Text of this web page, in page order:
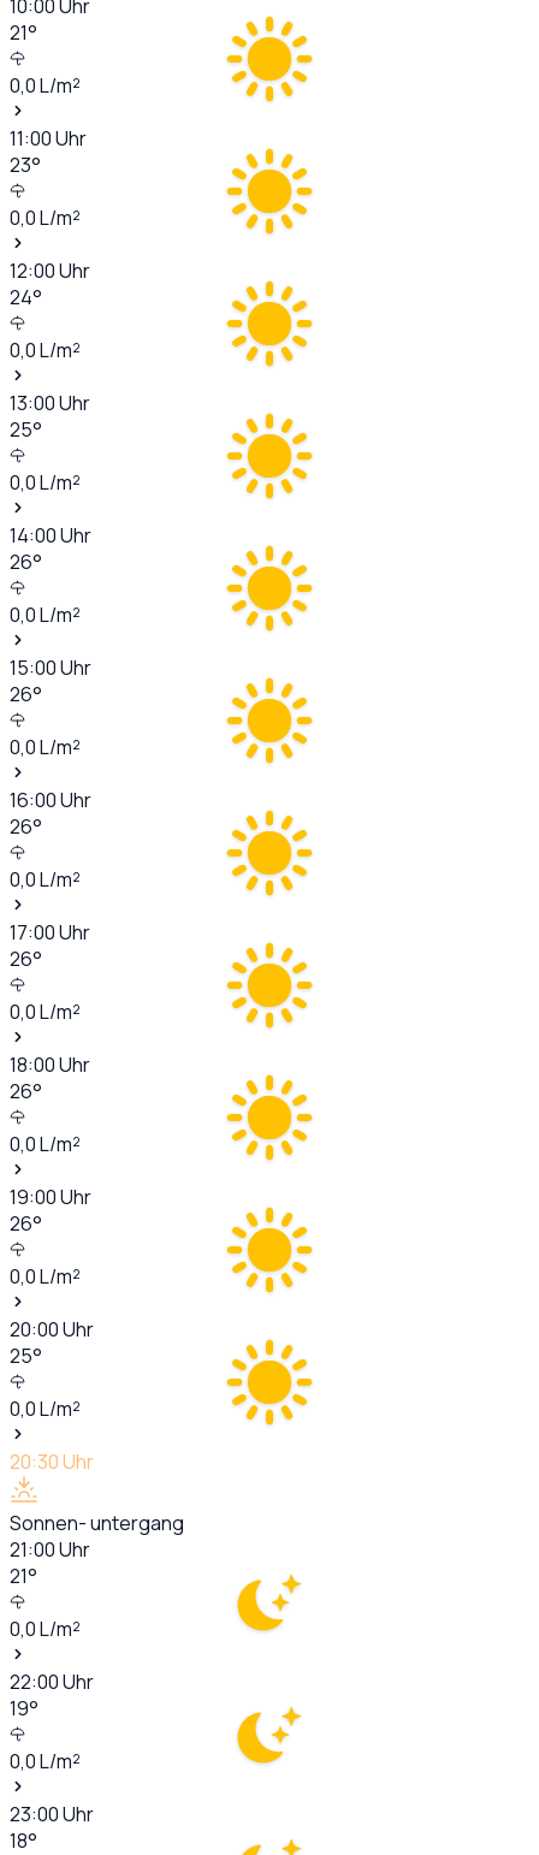
10:00Uhr
21°
0,0L/m²
11:00Uhr
23°
0,0L/m²
12:00Uhr
24°
0,0L/m²
13:00Uhr
25°
0,0L/m²
14:00Uhr
26°
0,0L/m²
15:00Uhr
26°
0,0L/m²
16:00Uhr
26°
0,0L/m²
17:00Uhr
26°
0,0L/m²
18:00Uhr
26°
0,0L/m²
19:00Uhr
26°
0,0L/m²
20:00Uhr
25°
0,0L/m²
20:30Uhr
Sonnen- untergang
21:00Uhr
21°
0,0L/m²
22:00Uhr
19°
0,0L/m²
23:00Uhr
18°